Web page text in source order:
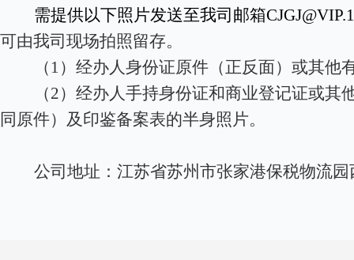
需提供以下照片发送至我司邮箱
可由我司现场拍照留存。
（1）经办人身份证原件（正反面）或其他
（2）经办人手持身份证和商业登记证或
同原件）及印鉴备案表的半身照片。
公司地址：江苏省苏州市张家港保税物流